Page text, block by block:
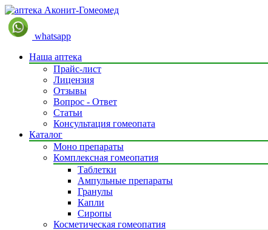
whatsapp
Наша аптека
Прайс-лист
Лицензия
Отзывы
Вопрос - Ответ
Статьи
Консультация гомеопата
Каталог
Моно препараты
Комплексная гомеопатия
Таблетки
Ампульные препараты
Гранулы
Капли
Сиропы
Косметическая гомеопатия